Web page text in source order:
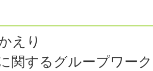
えり
関するグループワーク